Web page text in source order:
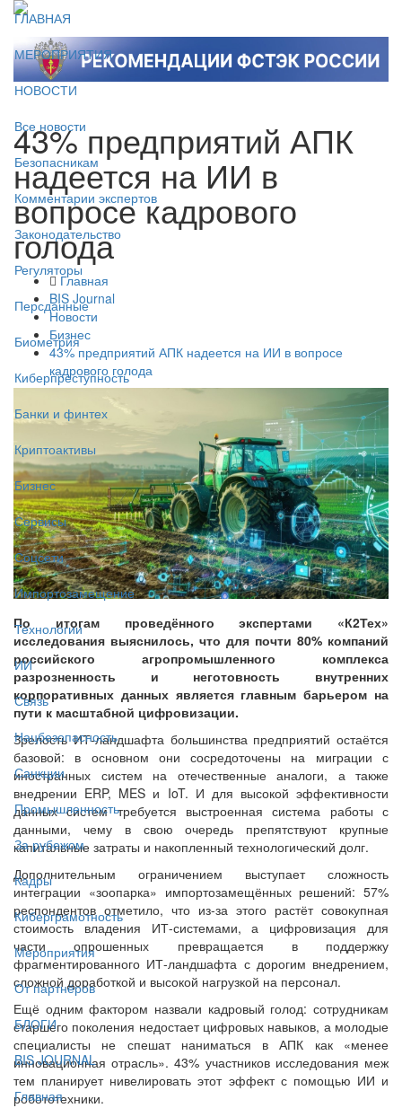
ГЛАВНАЯ
МЕРОПРИЯТИЯ
НОВОСТИ
Все новости
Безопасникам
Комментарии экспертов
Законодательство
Регуляторы
Персданные
Биометрия
Киберпреступность
Банки и финтех
Криптоактивы
Бизнес
Сервисы
Соцсети
Импортозамещение
Технологии
ИИ
Связь
Нацбезопасность
Санкции
Промышленность
За рубежом
Кадры
Киберграмотность
Мероприятия
От партнёров
БЛОГИ
BIS JOURNAL
Главная
43% предприятий АПК
надеется на ИИ в
вопросе кадрового
голода
Главная
BIS Journal
Новости
Бизнес
43% предприятий АПК надеется на ИИ в вопросе
кадрового голода
По итогам проведённого экспертами «К2Тех»
исследования выяснилось, что для почти 80% компаний
российского агропромышленного комплекса
разрозненность и неготовность внутренних
корпоративных данных является главным барьером на
пути к масштабной цифровизации.
Зрелость ИТ-ландшафта большинства предприятий остаётся
базовой: в основном они сосредоточены на миграции с
иностранных систем на отечественные аналоги, а также
внедрении ERP, MES и IoT. И для высокой эффективности
данных систем требуется выстроенная система работы с
данными, чему в свою очередь препятствуют крупные
капитальные затраты и накопленный технологический долг.
Дополнительным ограничением выступает сложность
интеграции «зоопарка» импортозамещённых решений: 57%
респондентов отметило, что из-за этого растёт совокупная
стоимость владения ИТ-системами, а цифровизация для
части опрошенных превращается в поддержку
фрагментированного ИТ-ландшафта с дорогим внедрением,
сложной доработкой и высокой нагрузкой на персонал.
Ещё одним фактором назвали кадровый голод: сотрудникам
старшего поколения недостает цифровых навыков, а молодые
специалисты не спешат наниматься в АПК как «менее
инновационная отрасль». 43% участников исследования меж
тем планирует нивелировать этот эффект с помощью ИИ и
робототехники.